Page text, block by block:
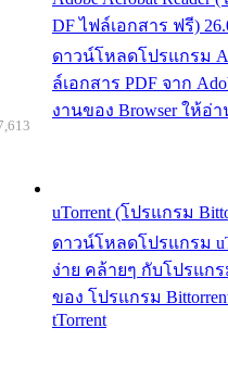
DF ไฟล์เอกสาร ฟรี)
ดาวน์โหลดโปรแกรม
ล์เอกสาร PDF จาก
งานของ Browser ให้อ่
uTorrent (โปรแกรม
ดาวน์โหลดโปรแกรม
ง่าย คล้ายๆ กับโปรแก
ของ โปรแกรม
tTorrent